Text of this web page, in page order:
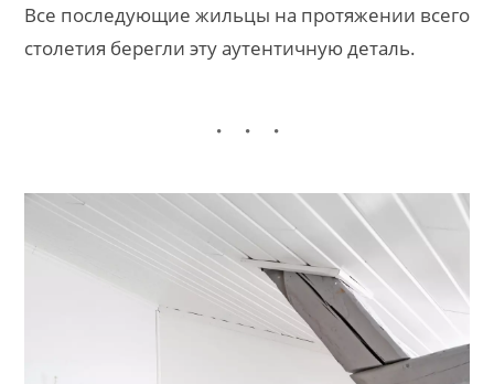
Все последующие жильцы на протяжении всего
столетия берегли эту аутентичную деталь.